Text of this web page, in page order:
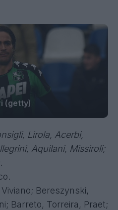
(getty)
Lirola, Acerbi,
Aquilani, Missiroli;
.
Bereszynski,
Barreto, Torreira, Praet;